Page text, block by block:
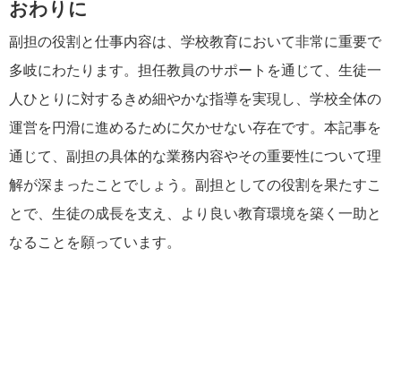
おわりに
副担の役割と仕事内容は、学校教育において非常に重要で
多岐にわたります。担任教員のサポートを通じて、生徒一
人ひとりに対するきめ細やかな指導を実現し、学校全体の
運営を円滑に進めるために欠かせない存在です。本記事を
通じて、副担の具体的な業務内容やその重要性について理
解が深まったことでしょう。副担としての役割を果たすこ
とで、生徒の成長を支え、より良い教育環境を築く一助と
なることを願っています。